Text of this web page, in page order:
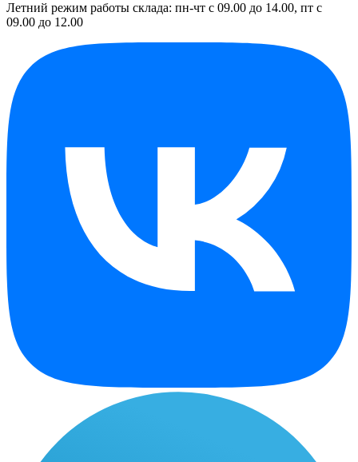
Летний режим работы склада: пн-чт с 09.00 до 14.00, пт с
09.00 до 12.00